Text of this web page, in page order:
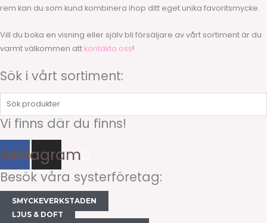
rem kan du som kund kombinera ihop ditt eget unika favoritsmycke.
Vill du boka en visning eller själv bli försäljare av vårt sortiment är du
varmt välkommen att kontakta oss!
Sök i vårt sortiment:
Sök
Vi finns där du finns!
Instagram
Besök våra systerföretag:
SMYCKEVERKSTADEN
LJUS & DOFT